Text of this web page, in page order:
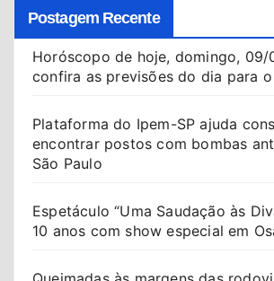
Postagem Recente
Horóscopo de hoje, domingo,
confira as previsões do dia para
Plataforma do Ipem-SP ajuda
encontrar postos com bombas
São Paulo
Espetáculo “Uma Saudação às
10 anos com show especial em